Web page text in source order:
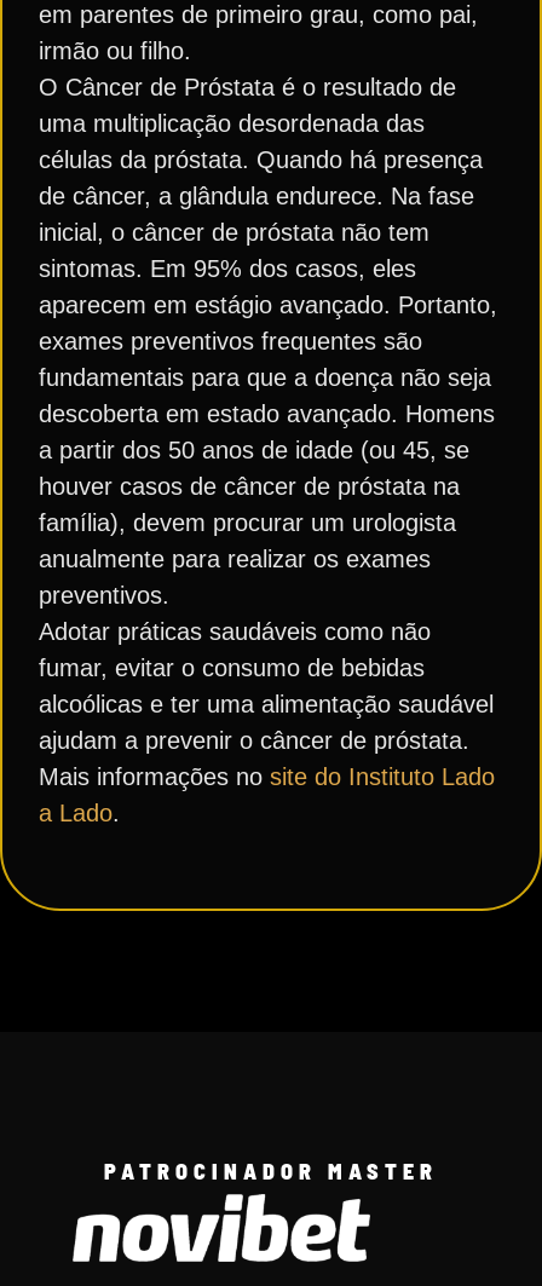
em parentes de primeiro grau, como pai,
irmão ou filho.
O Câncer de Próstata é o resultado de
uma multiplicação desordenada das
células da próstata. Quando há presença
de câncer, a glândula endurece. Na fase
inicial, o câncer de próstata não tem
sintomas. Em 95% dos casos, eles
aparecem em estágio avançado. Portanto,
exames preventivos frequentes são
fundamentais para que a doença não seja
descoberta em estado avançado. Homens
a partir dos 50 anos de idade (ou 45, se
houver casos de câncer de próstata na
família), devem procurar um urologista
anualmente para realizar os exames
preventivos.
Adotar práticas saudáveis como não
fumar, evitar o consumo de bebidas
alcoólicas e ter uma alimentação saudável
ajudam a prevenir o câncer de próstata.
Mais informações no site do Instituto Lado
a Lado.
PATROCINADOR MASTER